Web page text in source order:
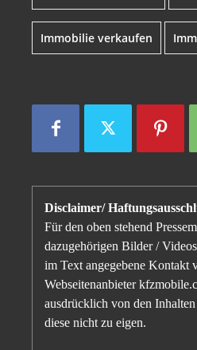
Immobilie verkaufen
Disclaimer/
Für den oben stehend
dazugehörigen Bilder /
im Text angegebene Kontakt
Webseitenanbieter
ausdrücklich von den
diese nicht zu eigen.